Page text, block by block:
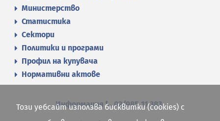
Министерство
Статистика
Сектори
Политики и програми
Профил на купувача
Нормативни актове
Информация 02/985 11 383
Този уебсайт използва бисквитки (cookies) с